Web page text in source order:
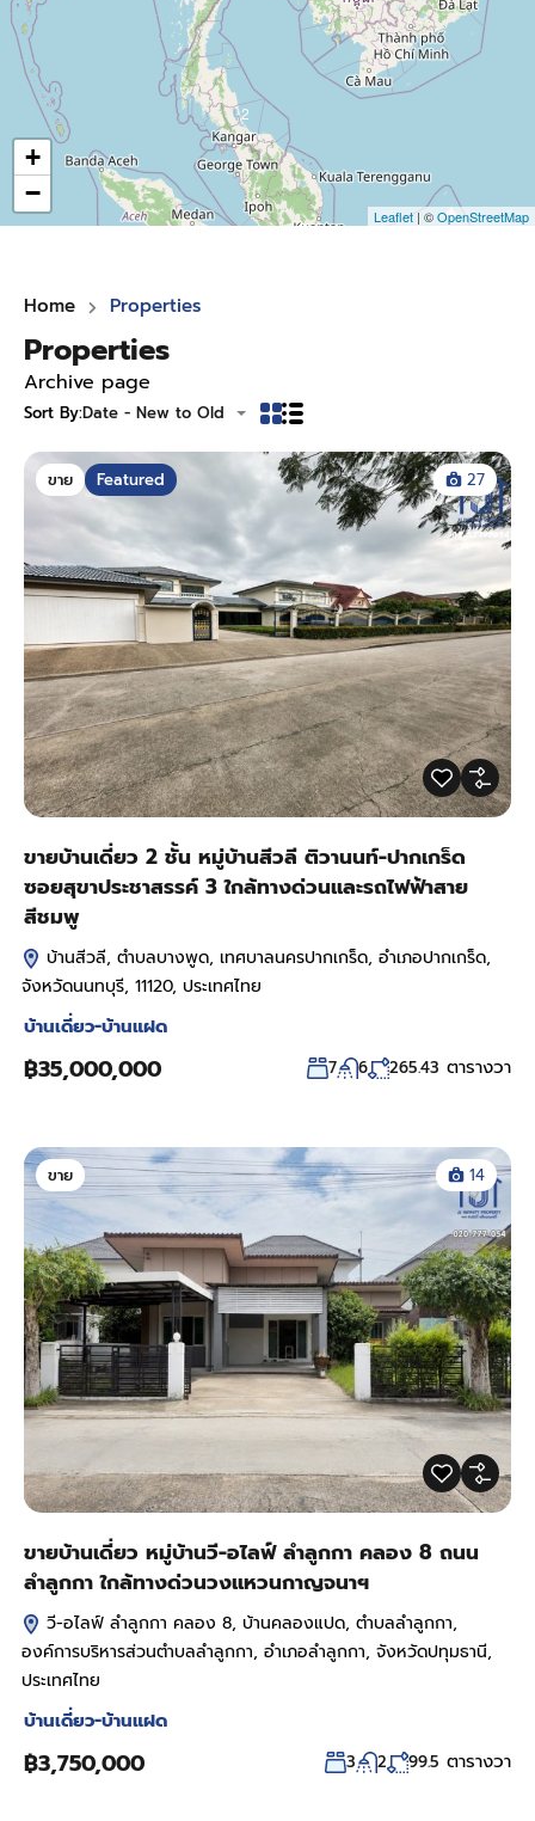
2
+
−
Leaflet | ©OpenStreetMap
Home Properties
Properties
Archive page
Sort By:Date - New to Old
ขาย Featured 27
ขายบ้านเดี่ยว 2 ชั้น หมู่บ้านสีวลี ติวานนท์-ปากเกร็ด
ซอยสุขาประชาสรรค์ 3 ใกล้ทางด่วนและรถไฟฟ้าสาย
สีชมพู
บ้านสีวลี, ตำบลบางพูด, เทศบาลนครปากเกร็ด, อำเภอปากเกร็ด,
จังหวัดนนทบุรี, 11120, ประเทศไทย
บ้านเดี่ยว-บ้านแฝด
฿35,000,000 7 6 265.43 ตารางวา
ขาย 14
ขายบ้านเดี่ยว หมู่บ้านวี-อไลฟ์ ลำลูกกา คลอง 8 ถนน
ลำลูกกา ใกล้ทางด่วนวงแหวนกาญจนาฯ
วี-อไลฟ์ ลำลูกกา คลอง 8, บ้านคลองแปด, ตำบลลำลูกกา,
องค์การบริหารส่วนตำบลลำลูกกา, อำเภอลำลูกกา, จังหวัดปทุมธานี,
ประเทศไทย
บ้านเดี่ยว-บ้านแฝด
฿3,750,000 3 2 99.5 ตารางวา